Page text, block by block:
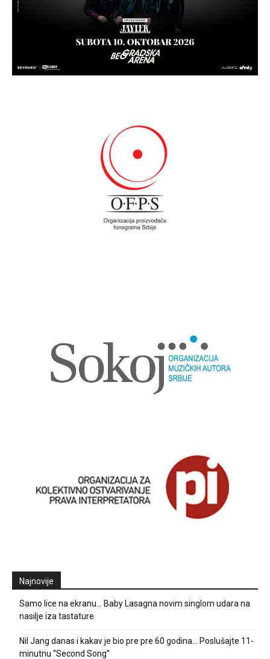
Najnovije
Samo lice na ekranu… Baby Lasagna novim singlom udara na
nasilje iza tastature
Nil Jang danas i kakav je bio pre pre 60 godina… Poslušajte 11-
minutnu “Second Song”